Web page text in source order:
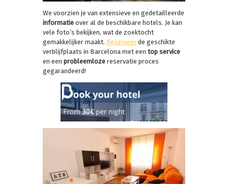
We voorzien je van extensieve en gedetailleerde
informatie over al de beschikbare hotels. Je kan
vele foto’s bekijken, wat de zoektocht
gemakkelijker maakt. Reserveer de geschikte
verblijfplaats in Barcelona met een top service
en een probleemloze reservatie proces
gegarandeerd!